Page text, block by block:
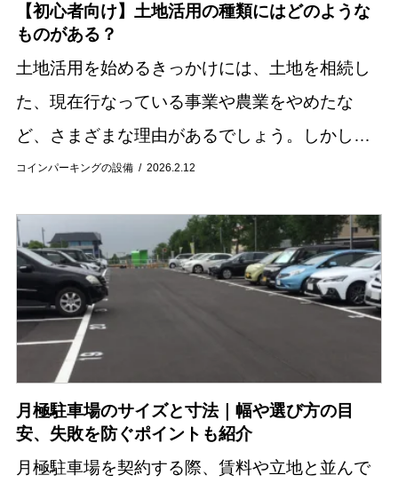
コインパーキングの設備 2026.2.12
【初心者向け】土地活用の種類にはどのような
ものがある？
土地活用を始めるきっかけには、土地を相続し
た、現在行なっている事業や農業をやめたな
ど、さまざまな理由があるでしょう。しかし、
どういった土地をどのように活用すればいいの
は、土地活...
月極駐車場のサイズと寸法｜幅や選び方の目
安、失敗を防ぐポイントも紹介
月極駐車場を契約する際、賃料や立地と並んで